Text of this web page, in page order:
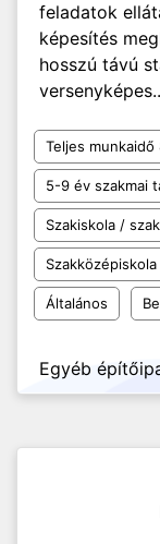
feladatok
képesítés
hosszú távú
Teljes munkaidő
5-9 év szakmai
Szakiskola /
Szakközépiskola
Általános
Egyéb